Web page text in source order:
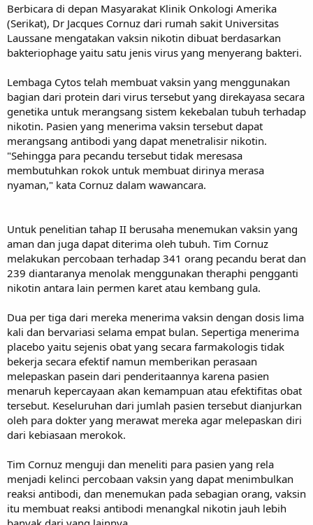
Berbicara di depan Masyarakat Klinik Onkologi Amerika
(Serikat), Dr Jacques Cornuz dari rumah sakit Universitas
Laussane mengatakan vaksin nikotin dibuat berdasarkan
bakteriophage yaitu satu jenis virus yang menyerang bakteri.
Lembaga Cytos telah membuat vaksin yang menggunakan
bagian dari protein dari virus tersebut yang direkayasa secara
genetika untuk merangsang sistem kekebalan tubuh terhadap
nikotin. Pasien yang menerima vaksin tersebut dapat
merangsang antibodi yang dapat menetralisir nikotin.
"Sehingga para pecandu tersebut tidak meresasa
membutuhkan rokok untuk membuat dirinya merasa
nyaman," kata Cornuz dalam wawancara.
Untuk penelitian tahap II berusaha menemukan vaksin yang
aman dan juga dapat diterima oleh tubuh. Tim Cornuz
melakukan percobaan terhadap 341 orang pecandu berat dan
239 diantaranya menolak menggunakan theraphi pengganti
nikotin antara lain permen karet atau kembang gula.
Dua per tiga dari mereka menerima vaksin dengan dosis lima
kali dan bervariasi selama empat bulan. Sepertiga menerima
placebo yaitu sejenis obat yang secara farmakologis tidak
bekerja secara efektif namun memberikan perasaan
melepaskan pasein dari penderitaannya karena pasien
menaruh kepercayaan akan kemampuan atau efektifitas obat
tersebut. Keseluruhan dari jumlah pasien tersebut dianjurkan
oleh para dokter yang merawat mereka agar melepaskan diri
dari kebiasaan merokok.
Tim Cornuz menguji dan meneliti para pasien yang rela
menjadi kelinci percobaan vaksin yang dapat menimbulkan
reaksi antibodi, dan menemukan pada sebagian orang, vaksin
itu membuat reaksi antibodi menangkal nikotin jauh lebih